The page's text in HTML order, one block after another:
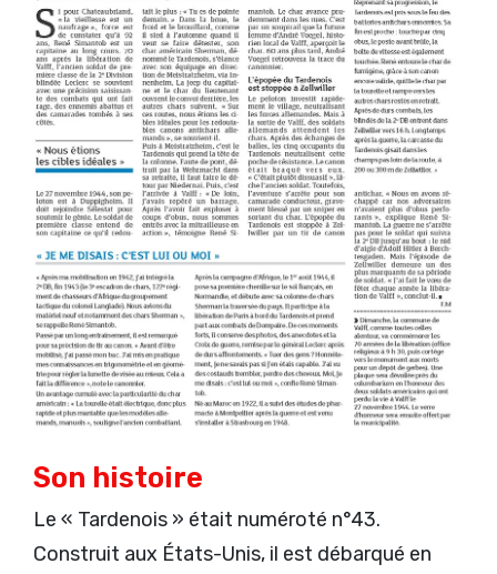
Son histoire
Le « Tardenois » était numéroté n°43.
Construit aux États-Unis, il est débarqué en